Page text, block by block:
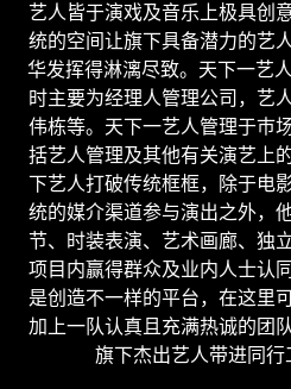
艺人皆于演戏及音乐上极具创
统的空间让旗下具备潜力的艺
华发挥得淋漓尽致。天下一艺
时主要为经理人管理公司，艺
伟栋等。天下一艺人管理于巿
括艺人管理及其他有关演艺上
下艺人打破传统框框，除于电
统的媒介渠道参与演出之外，
节、时装表演、艺术画廊、独
项目内赢得群众及业内人士认
是创造不一样的平台，在这里
加上一队认真且充满热诚的团
旗下杰出艺人带进同行